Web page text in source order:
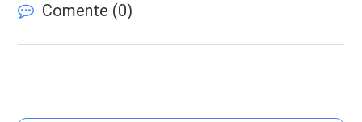
Comente (0)